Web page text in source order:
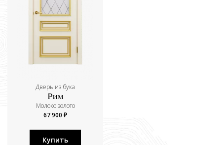
Дверь из бука
Рим
Молоко золото
67 900 ₽
Купить